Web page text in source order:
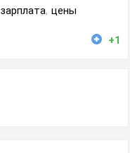
зарплата, цены
+1